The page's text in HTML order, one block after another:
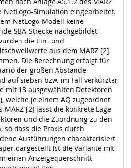
NetLogo-Simulation eingearbeitet.
NetLogo-Modell keine
SBA-Strecke nachgebildet
die Ein- und
aus dem MARZ [2]
Die Berechnung erfolgt für
der großen Abstände
auf sieben bzw. im Fall verkürzter
mit 13 ausgewählten Detektoren
welche je einem AQ zugeordnet
MARZ [2] lässt die konkrete Lage
und die Zuordnung zu den
so dass die Praxis durch
Ausführungen charakterisiert
dargestellt ist die Variante mit
einen Anzeigequerschnitt